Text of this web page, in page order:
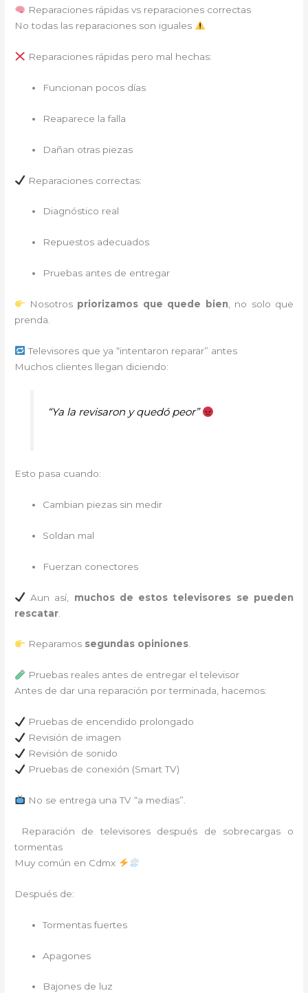
Reparaciones rápidas vs reparaciones correctas
No todas las reparaciones son iguales
Reparaciones rápidas pero mal hechas:
Funcionan pocos días
Reaparece la falla
Dañan otras piezas
Reparaciones correctas:
Diagnóstico real
Repuestos adecuados
Pruebas antes de entregar
Nosotros priorizamos que quede bien , no solo que
prenda.
Televisores que ya “intentaron reparar” antes
Muchos clientes llegan diciendo:
“Ya la revisaron y quedó peor”
Esto pasa cuando:
Cambian piezas sin medir
Soldan mal
Fuerzan conectores
Aun así, muchos de estos televisores se pueden
rescatar
Reparamos segundas opiniones.
Pruebas reales antes de entregar el televisor
Antes de dar una reparación por terminada, hacemos:
Pruebas de encendido prolongado
Revisión de imagen
Revisión de sonido
Pruebas de conexión (Smart TV)
No se entrega una TV “a medias”.
Reparación de televisores después de sobrecargas o
tormentas
Muy común en Cdmx
Después de:
Tormentas fuertes
Apagones
Bajones de luz